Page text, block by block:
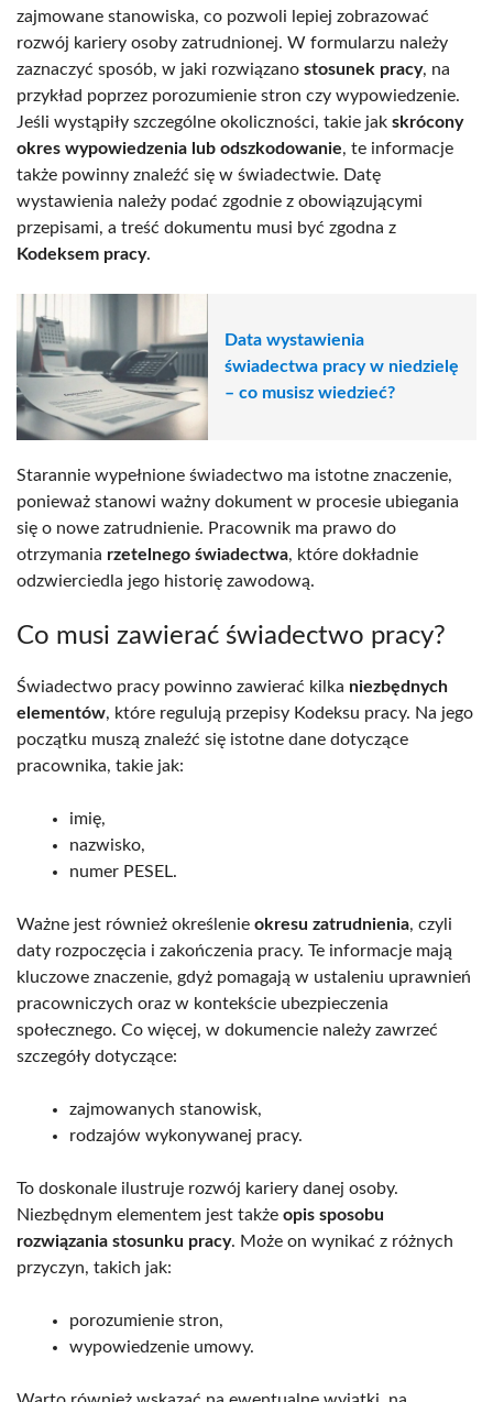
zajmowane stanowiska, co pozwoli lepiej zobrazować
rozwój kariery osoby zatrudnionej. W formularzu należy
zaznaczyć sposób, w jaki rozwiązano stosunek pracy, na
przykład poprzez porozumienie stron czy wypowiedzenie.
Jeśli wystąpiły szczególne okoliczności, takie jak skrócony
okres wypowiedzenia lub odszkodowanie, te informacje
także powinny znaleźć się w świadectwie. Datę
wystawienia należy podać zgodnie z obowiązującymi
przepisami, a treść dokumentu musi być zgodna z
Kodeksem pracy.
Data wystawienia
świadectwa pracy w niedzielę
– co musisz wiedzieć?
Starannie wypełnione świadectwo ma istotne znaczenie,
ponieważ stanowi ważny dokument w procesie ubiegania
się o nowe zatrudnienie. Pracownik ma prawo do
otrzymania rzetelnego świadectwa, które dokładnie
odzwierciedla jego historię zawodową.
Co musi zawierać świadectwo pracy?
Świadectwo pracy powinno zawierać kilka niezbędnych
elementów, które regulują przepisy Kodeksu pracy. Na jego
początku muszą znaleźć się istotne dane dotyczące
pracownika, takie jak:
imię,
nazwisko,
numer PESEL.
Ważne jest również określenie okresu zatrudnienia, czyli
daty rozpoczęcia i zakończenia pracy. Te informacje mają
kluczowe znaczenie, gdyż pomagają w ustaleniu uprawnień
pracowniczych oraz w kontekście ubezpieczenia
społecznego. Co więcej, w dokumencie należy zawrzeć
szczegóły dotyczące:
zajmowanych stanowisk,
rodzajów wykonywanej pracy.
To doskonale ilustruje rozwój kariery danej osoby.
Niezbędnym elementem jest także opis sposobu
rozwiązania stosunku pracy. Może on wynikać z różnych
przyczyn, takich jak:
porozumienie stron,
wypowiedzenie umowy.